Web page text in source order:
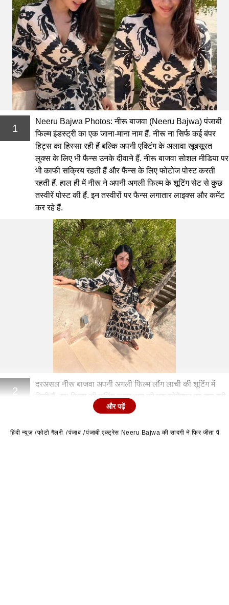
1
Neeru Bajwa Photos: नीरू बाजवा (Neeru Bajwa) पंजाबी
फिल्म इंडस्ट्री का एक जाना-माना नाम हैं. नीरू ना सिर्फ कई बंपर
हिट्स का हिस्सा रही हैं बल्कि अपनी एक्टिंग के अलावा खूबसूरत
लुक्स के लिए भी फैन्स उनके दीवाने हैं. नीरू बाजवा सोशल मीडिया पर
भी काफी सक्रिय रहती हैं और फैन्स के लिए फोटोज पोस्ट करती
रहती हैं. हाल ही में नीरू ने अपनी अगली फिल्म के शूटिंग सेट से कुछ
तस्वीरें पोस्ट की हैं. इन तस्वीरों पर फैन्स लगातार लाइक्स और कमेंट
कर रहे हैं.
2
दरअसल नीरू बाजवा अपनी अगली फिल्म लौंग लाची की शूटिंग में
बिजी हैं. इस फिल्म की शूटिंग राजस्थान की एक लोकेशन पर चल रही
और पढ़ें
हिंदी न्यूज़ फोटो गैलरी पंजाब पंजाबी एक्ट्रेस Neeru Bajwa की सादगी ने फिर जीता